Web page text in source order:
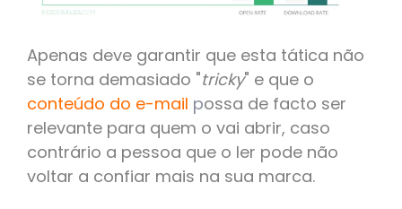
Apenas deve garantir que esta tática não
se torna demasiado "tricky" e que o
conteúdo do e-mail possa de facto ser
relevante para quem o vai abrir, caso
contrário a pessoa que o ler pode não
voltar a confiar mais na sua marca.